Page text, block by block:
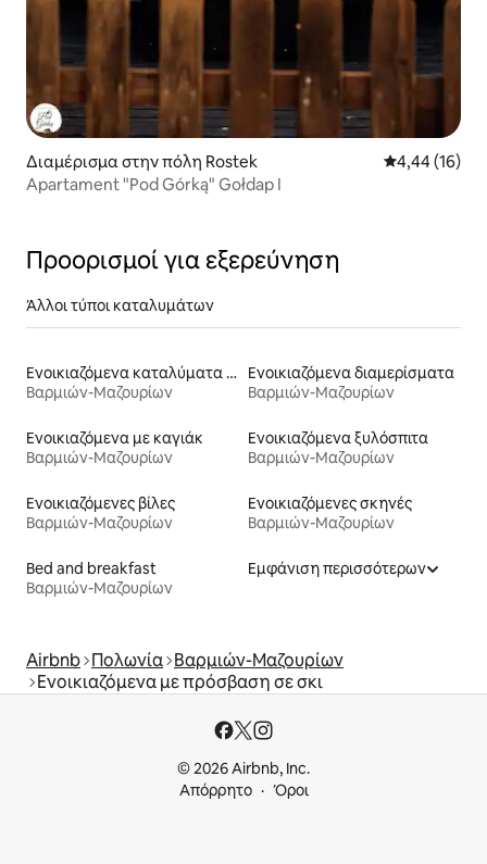
Διαμέρισμα στην πόλη Rostek Μέση
4,44 (16)
Apartament "Pod Górką" Gołdap I
Προορισμοί για εξερεύνηση
Άλλοι τύποι καταλυμάτων
Ενοικιαζόμενα καταλύματα με πισίνα
Βαρμιών-Μαζουρίων
Ενοικιαζόμενα διαμερίσματα
Βαρμιών-Μαζουρίων
Ενοικιαζόμενα με καγιάκ
Βαρμιών-Μαζουρίων
Ενοικιαζόμενα ξυλόσπιτα
Βαρμιών-Μαζουρίων
Ενοικιαζόμενες βίλες
Βαρμιών-Μαζουρίων
Ενοικιαζόμενες σκηνές
Βαρμιών-Μαζουρίων
Bed and breakfast
Βαρμιών-Μαζουρίων
Εμφάνιση περισσότερων
Airbnb Πολωνία Βαρμιών-Μαζουρίων
Ενοικιαζόμενα με πρόσβαση σε σκι
© 2026 Airbnb, Inc.
Απόρρητο
Όροι